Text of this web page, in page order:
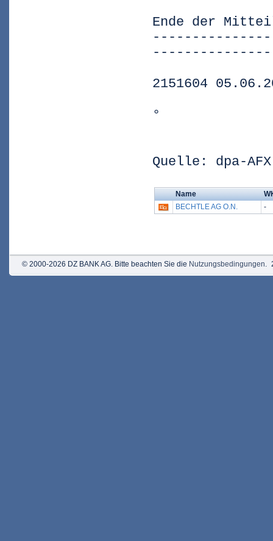
Ende der
2151604
°
Quelle: dpa-AFX
Name
BECHTLE AG O.N.
-
© 2000-2026 DZ BANK AG. Bitte beachten Sie die Nutzungsbedingungen.